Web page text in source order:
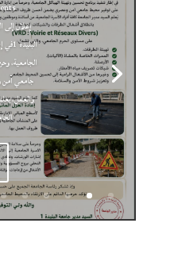
إعلان إلى
الجامعية،
جامعي
والعمل،
29 يوليو 2026
مستجدات
معهد الطيران
أخـــــــــبار
أخـــــــــبار